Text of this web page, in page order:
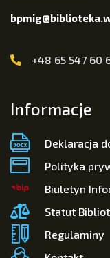
+48 65 547 60
Informacje
Deklaracja
Polityka
Biuletyn
Statut
Regulaminy